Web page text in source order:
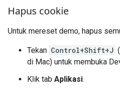
Hapus cookie
Untuk mereset demo, hapus
Tekan Control+Shift+J
di Mac) untuk membuka
Klik tab Aplikasi.